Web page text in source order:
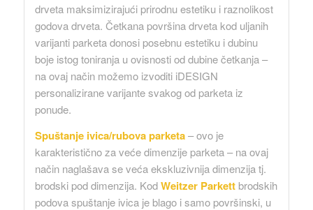
drveta maksimizirajući prirodnu estetiku i raznolikost
godova drveta. Četkana površina drveta kod uljanih
varijanti parketa donosi posebnu estetiku i dubinu
boje istog toniranja u ovisnosti od dubine četkanja –
na ovaj način možemo izvoditi iDESIGN
personalizirane varijante svakog od parketa iz
ponude.
Spuštanje ivica/rubova parketa– ovo je
karakteristično za veće dimenzije parketa – na ovaj
način naglašava se veća ekskluzivnija dimenzija tj.
brodski pod dimenzija. KodWeitzer Parkettbrodskih
podova spuštanje ivica je blago i samo površinski, u